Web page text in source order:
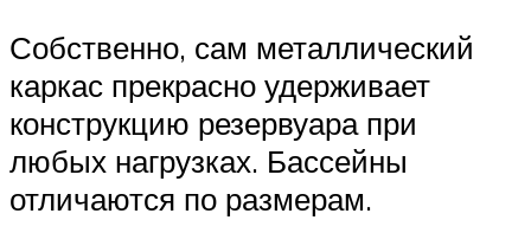
Собственно, сам металлический
каркас прекрасно удерживает
конструкцию резервуара при
любых нагрузках. Бассейны
отличаются по размерам.